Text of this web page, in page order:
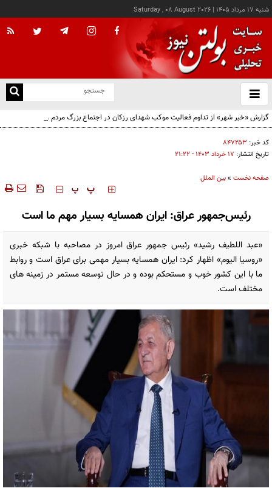
شنبه ۱۷ مرداد ۱۴۰۵ |
Saturday , 08 August 2026
باز
و
گزارش «خبر شهر» از تداوم فعالیت موکب شهدای رزکان در اجتماع بزرگ مردم ولایت‌مدار
شهرستان شهریار
کد خبر: ۸۴۷۲۵۳
تاریخ انتشار: ۱۷ خرداد ۱۴۰۳ - ۲۱:۲۲
صفحه نخست »بین الملل
‍‍‍ پ پ
رئیس‌جمهور عراق: ایران همسایه بسیار مهم ما است
«عبد اللطیف رشید» رئیس جمهور عراق امروز در مصاحبه با شبکه خبری
«روسیا الیوم» اظهار کرد: ایران همسایه بسیار مهمی برای عراق است و روابط
ما با این کشور خوب و مستحکم بوده و در حال توسعه مستمر در زمینه های
مختلف است.